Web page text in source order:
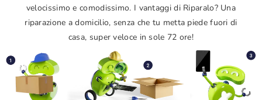
velocissimo e comodissimo. I vantaggi di Riparalo? Una
riparazione a domicilio, senza che tu metta piede fuori di
casa, super veloce in sole 72 ore!